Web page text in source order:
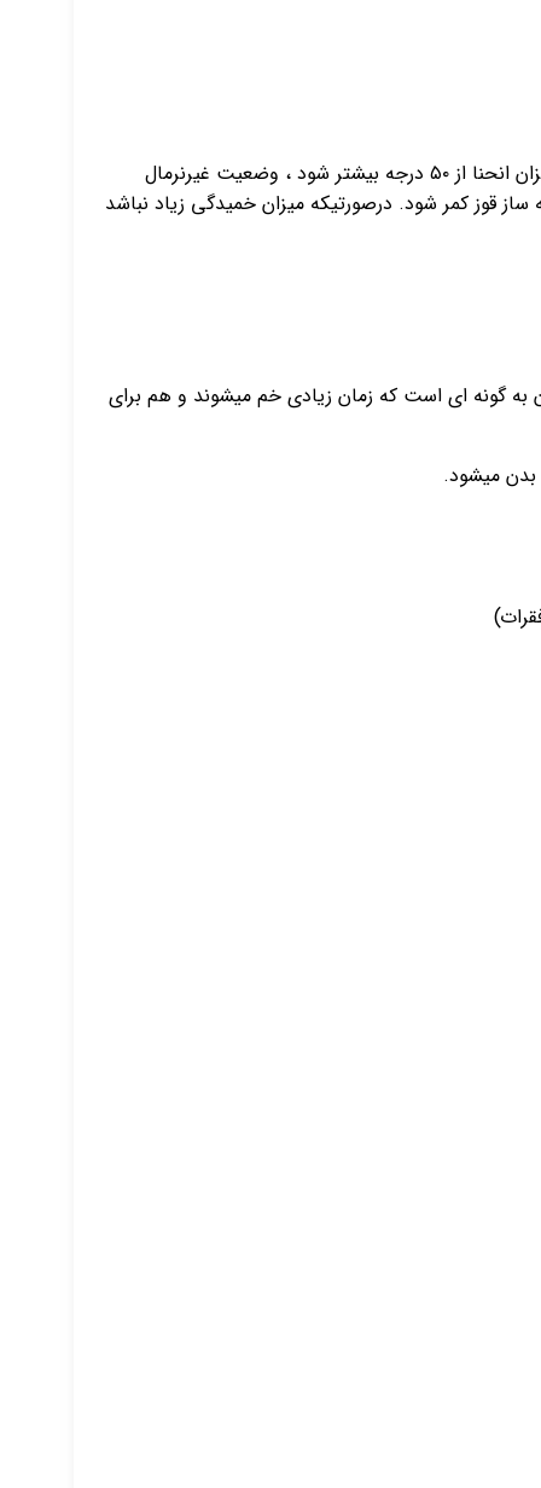
افتادگی شانه یا گوژپشتی به انحنای بیش از حد ستون فقرات گویند. درحالت عادی کمر دارای انحنایی طبیعی است که اگر این میزان انحنا از ۵۰ درجه بیشتر شود ، وضعیت غیرنرمال
قوز کمر شود. درصورتیکه میزان خمیدگی زیاد نباشد
به گونه ای است که زمان زیادی خم میشوند و هم برای
میشود.